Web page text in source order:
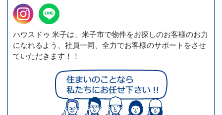
ハウスドゥ 米子は、米子市で物件をお探しのお客様のお力
になれるよう、社員一同、全力でお客様のサポートをさせ
ていただきます！！